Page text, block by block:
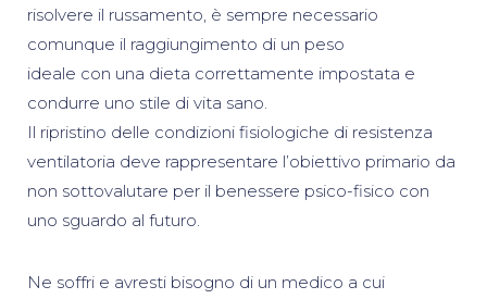
risolvere il russamento, è sempre necessario
comunque il raggiungimento di un peso
ideale con una dieta correttamente impostata e
condurre uno stile di vita sano.
Il ripristino delle condizioni fisiologiche di resistenza
ventilatoria deve rappresentare l’obiettivo primario da
non sottovalutare per il benessere psico-fisico con
uno sguardo al futuro.
Ne soffri e avresti bisogno di un medico a cui